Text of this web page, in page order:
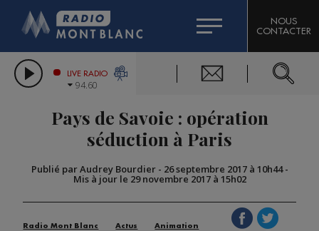
LES CHRONIQUES DE L'EXPERT
CITIZEN MACHINERY
GRAND MASSIF DOMAINES SKIABLES
BIGARD
COMPAGNIE DU MONT-BLANC
NOUS
CONTACTER
LIVE RADIO
94.60
Pays de Savoie : opération
séduction à Paris
Publié par Audrey Bourdier- 26 septembre 2017 à 10h44-
Mis à jour le 29 novembre 2017 à 15h02
Radio Mont Blanc Actus
Animation